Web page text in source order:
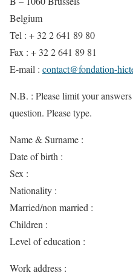
Belgium
Tel : + 32 2 641 89 80
Fax : + 32 2 641 89 81
E-mail : contact@fondation-
N.B. : Please limit your
question. Please type.
Name & Surname :
Date of birth :
Sex :
Nationality :
Married/non married :
Children :
Level of education :
Work address :